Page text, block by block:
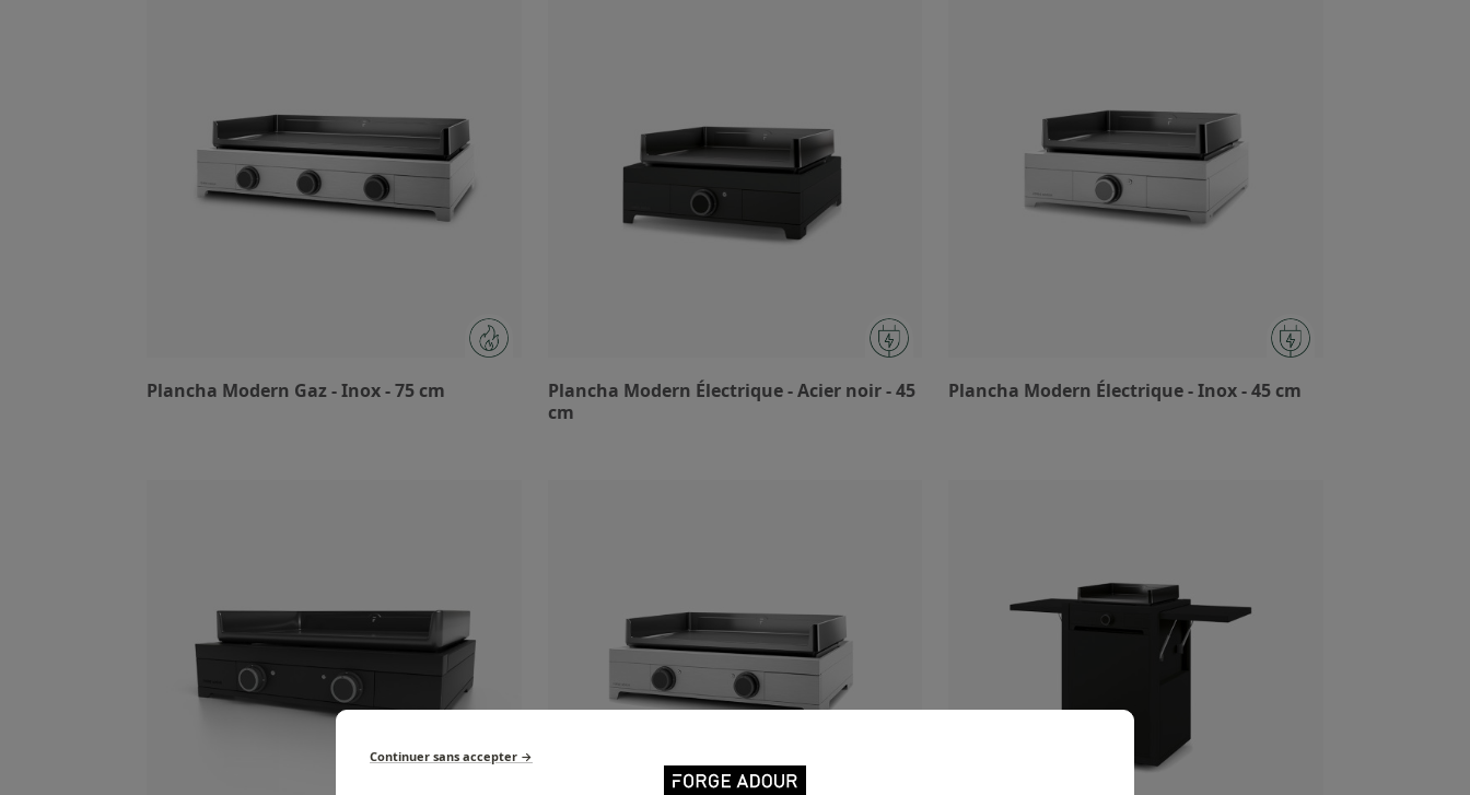
Plancha Modern Gaz - Inox - 75 cm
Plancha Modern Électrique - Acier noir - 45
cm
Plancha Modern Électrique - Inox - 45 cm
Continuer sans accepter →